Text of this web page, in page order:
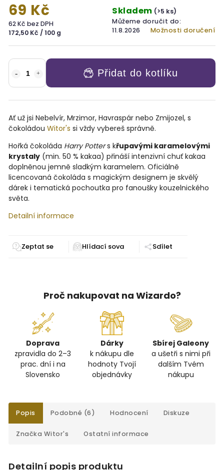
69 Kč
62 Kč bez DPH
172,50 Kč / 100 g
Skladem (>5 ks)
Můžeme doručit do:
11.8.2026
Možnosti doručení
Přidat do kotlíku
Ať už jsi Nebelvír, Mrzimor, Havraspár nebo Zmijozel, s
čokoládou Witor's si vždy vybereš správně.
Hořká čokoláda Harry Potters křupavými karamelovými
krystaly (min. 50 % kakaa) přináší intenzivní chuť kakaa
doplněnou jemně sladkým karamelem. Oficiálně
licencovaná čokoláda s magickým designem je skvělý
dárek i tematická pochoutka pro fanoušky kouzelnického
světa.
Detailní informace
Zeptat se Sdílet
Proč nakupovat na Wizardo?
Doprava
zpravidla do 2–3
prac. dní i na
Slovensko
Dárky
k nákupu dle
hodnoty Tvojí
objednávky
Sbírej Galeony
a ušetři s nimi při
dalším Tvém
nákupu
Popis Podobné (6) Hodnocení Diskuze
Značka Witor's Ostatní informace
Detailní popis produktu